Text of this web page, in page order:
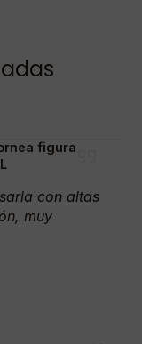
figura
con altas
muy